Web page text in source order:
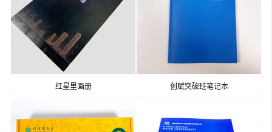
红星里画册 创赋突破班笔记本